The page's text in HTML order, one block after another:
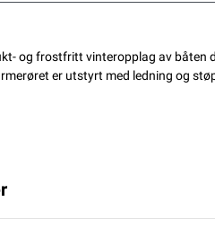
og frostfritt vinteropplag av
er utstyrt med ledning og